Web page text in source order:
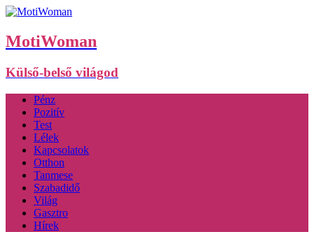
MotiWoman
Külső-belső világod
Pénz
Pozitív
Test
Lélek
Kapcsolatok
Otthon
Tanmese
Szabadidő
Világ
Gasztro
Hírek